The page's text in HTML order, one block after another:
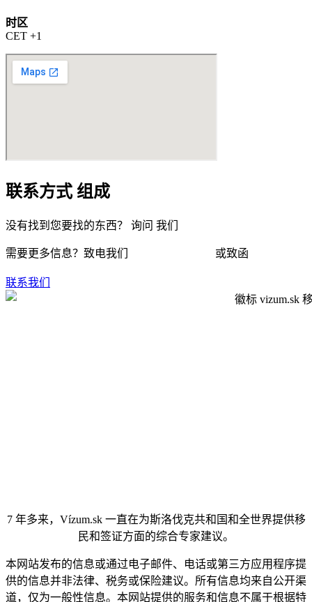
时区
CET +1
联系方式 组成
没有找到您要找的东西？ 询问 我们
需要更多信息？致电我们
或致函
联系我们
7 年多来，Vízum.sk 一直在为斯洛伐克共和国和全世界提供移
民和签证方面的综合专家建议。
本网站发布的信息或通过电子邮件、电话或第三方应用程序提
供的信息并非法律、税务或保险建议。所有信息均来自公开渠
道，仅为一般性信息。本网站提供的服务和信息不属于根据特